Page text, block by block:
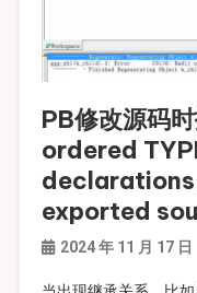
PB修改源码
ordered
exported
2024 年 11 月 17 日